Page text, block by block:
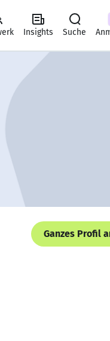
Insights Suche
Ganzes Profil